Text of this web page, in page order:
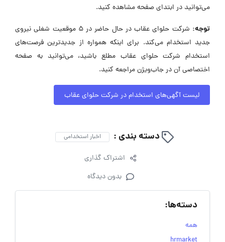
می‌توانید در ابتدای صفحه مشاهده کنید.
توجه:
شرکت حلوای عقاب در حال حاضر در ۵ موقعیت شغلی نیروی
جدید استخدام می‌کند. برای اینکه همواره از جدیدترین فرصت‌های
استخدام شرکت حلوای عقاب مطلع باشید، می‌توانید به صفحه
اختصاصی آن در جاب‌ویژن مراجعه کنید.
لیست آگهی‌های استخدام در شرکت حلوای عقاب
دسته بندی : اخبار استخدامی
اشتراک گذاری
بدون دیدگاه
دسته‌ها:
همه